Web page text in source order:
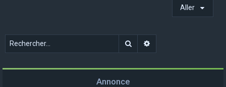
Aller
Rechercher
Annonce